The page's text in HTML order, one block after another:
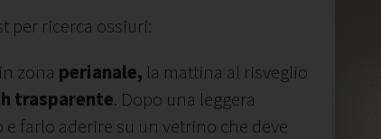
per ricerca ossiuri:
zona perianale, la mattina al risveglio
trasparente. Dopo una leggera
farlo aderire su un vetrino che deve